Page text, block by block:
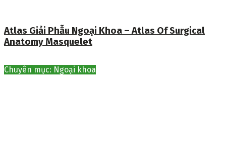
Atlas Giải Phẫu Ngoại Khoa – Atlas Of Surgical
Anatomy Masquelet
Chuyên mục: Ngoại khoa